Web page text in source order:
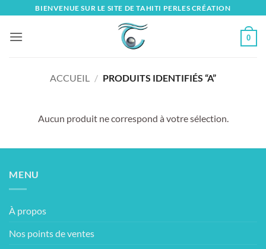
content
BIENVENUE SUR LE SITE DE TAHITI PERLES CRÉATION
0
ACCUEIL / PRODUITS IDENTIFIÉS “A”
Aucun produit ne correspond à votre sélection.
MENU
À propos
Nos points de ventes